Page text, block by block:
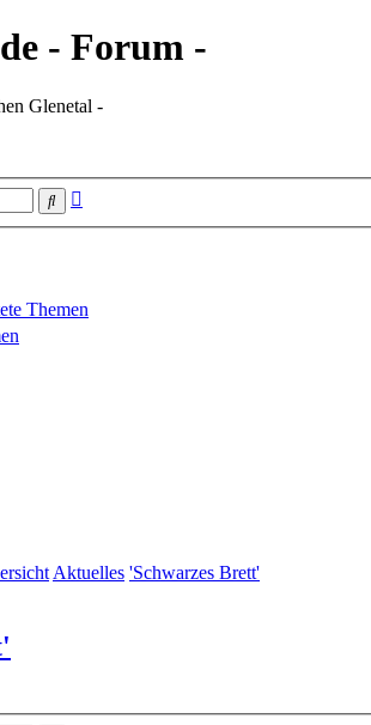
- Forum -
Glenetal -
Suche
Themen
Aktuelles 'Schwarzes Brett'